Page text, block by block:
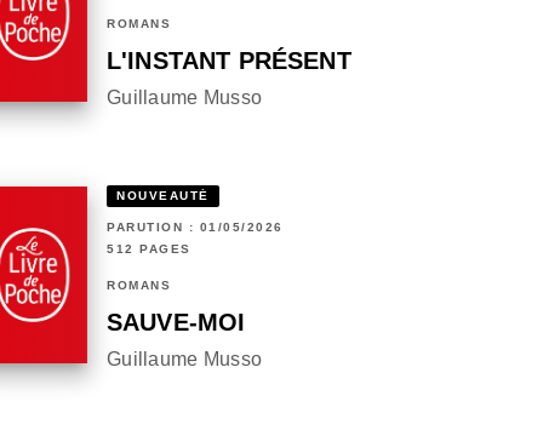
ROMANS
L'INSTANT PRÉSENT
Guillaume Musso
NOUVEAUTÉ
PARUTION : 01/05/2026
512 PAGES
ROMANS
SAUVE-MOI
Guillaume Musso